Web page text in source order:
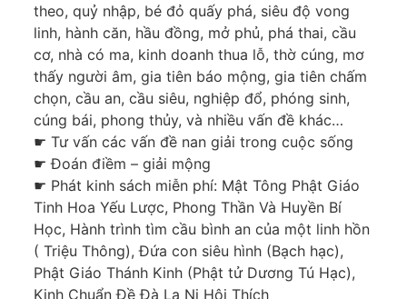
theo, quỷ nhập, bé đỏ quấy phá, siêu độ vong
linh, hành căn, hầu đồng, mở phủ, phá thai, cầu
cơ, nhà có ma, kinh doanh thua lỗ, thờ cúng, mơ
thấy người âm, gia tiên báo mộng, gia tiên chấm
chọn, cầu an, cầu siêu, nghiệp đổ, phóng sinh,
cúng bái, phong thủy, và nhiều vấn đề khác…
☛ Tư vấn các vấn đề nan giải trong cuộc sống
☛ Đoán điềm – giải mộng
☛ Phát kinh sách miễn phí: Mật Tông Phật Giáo
Tinh Hoa Yếu Lược, Phong Thần Và Huyền Bí
Học, Hành trình tìm cầu bình an của một linh hồn
( Triệu Thông), Đứa con siêu hình (Bạch hạc),
Phật Giáo Thánh Kinh (Phật tử Dương Tú Hạc),
Kinh Chuẩn Đề Đà La Ni Hội Thích